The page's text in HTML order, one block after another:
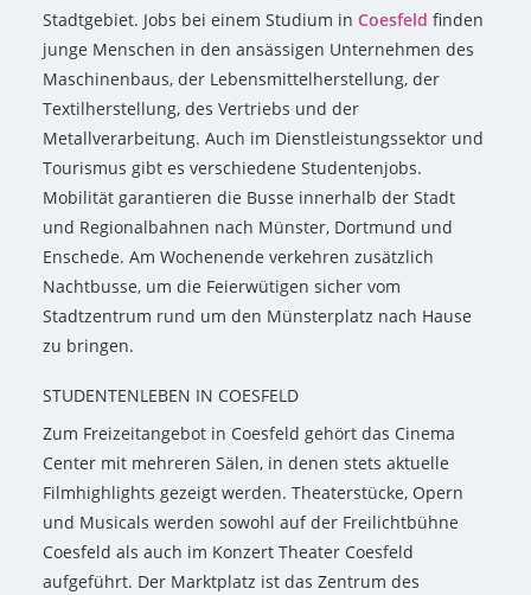
Stadtgebiet. Jobs bei einem Studium in Coesfeld finden
junge Menschen in den ansässigen Unternehmen des
Maschinenbaus, der Lebensmittelherstellung, der
Textilherstellung, des Vertriebs und der
Metallverarbeitung. Auch im Dienstleistungssektor und
Tourismus gibt es verschiedene Studentenjobs.
Mobilität garantieren die Busse innerhalb der Stadt
und Regionalbahnen nach Münster, Dortmund und
Enschede. Am Wochenende verkehren zusätzlich
Nachtbusse, um die Feierwütigen sicher vom
Stadtzentrum rund um den Münsterplatz nach Hause
zu bringen.
STUDENTENLEBEN IN COESFELD
Zum Freizeitangebot in Coesfeld gehört das Cinema
Center mit mehreren Sälen, in denen stets aktuelle
Filmhighlights gezeigt werden. Theaterstücke, Opern
und Musicals werden sowohl auf der Freilichtbühne
Coesfeld als auch im Konzert Theater Coesfeld
aufgeführt. Der Marktplatz ist das Zentrum des